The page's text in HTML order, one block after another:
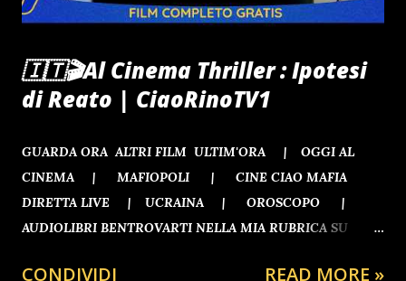
🇮🇹🎬Al Cinema Thriller : Ipotesi
di Reato | CiaoRinoTV1
GUARDA ORA ALTRI FILM ULTIM'ORA | OGGI AL
CINEMA | MAFIOPOLI | CINE CIAO MAFIA
DIRETTA LIVE | UCRAINA | OROSCOPO |
AUDIOLIBRI BENTROVARTI NELLA MIA RUBRICA SU
CONDIVIDI READ MORE »